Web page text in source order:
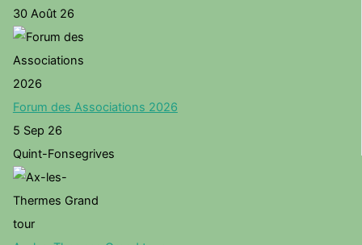
30 Août 26
Forum des Associations 2026
5 Sep 26
Quint-Fonsegrives